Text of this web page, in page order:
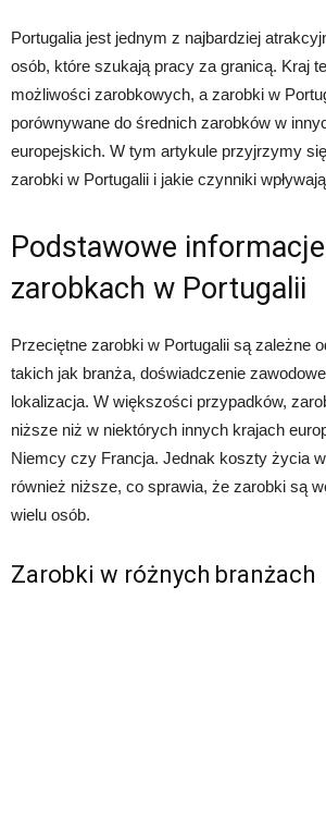
Portugalia jest jednym z najbardziej
osób, które szukają pracy za granicą. Kraj
możliwości zarobkowych, a zarobki w
porównywane do średnich zarobków w
europejskich. W tym artykule przyjrzymy
zarobki w Portugalii i jakie czynniki
Podstawowe
zarobkach w Portugalii
Przeciętne zarobki w Portugalii są zależne
takich jak branża, doświadczenie
lokalizacja. W większości przypadków,
niższe niż w niektórych innych krajach
Niemcy czy Francja. Jednak koszty życia
również niższe, co sprawia, że ​​zarobki są
wielu osób.
Zarobki w różnych branżach